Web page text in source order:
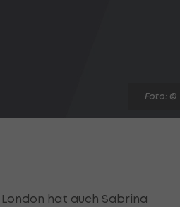
Foto: ©
hat auch Sabrina